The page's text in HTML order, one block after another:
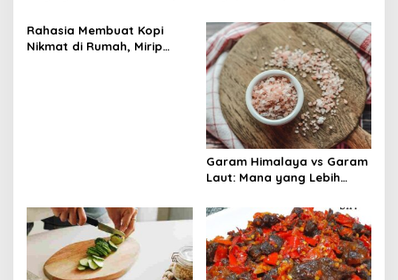
Rahasia Membuat Kopi
Nikmat di Rumah, Mirip
Garam Himalaya vs Garam
Laut: Mana yang Lebih